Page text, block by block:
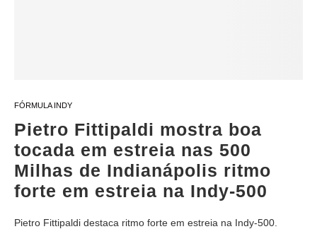
FÓRMULA INDY
Pietro Fittipaldi mostra boa
tocada em estreia nas 500
Milhas de Indianápolis ritmo
forte em estreia na Indy-500
Pietro Fittipaldi destaca ritmo forte em estreia na Indy-500.